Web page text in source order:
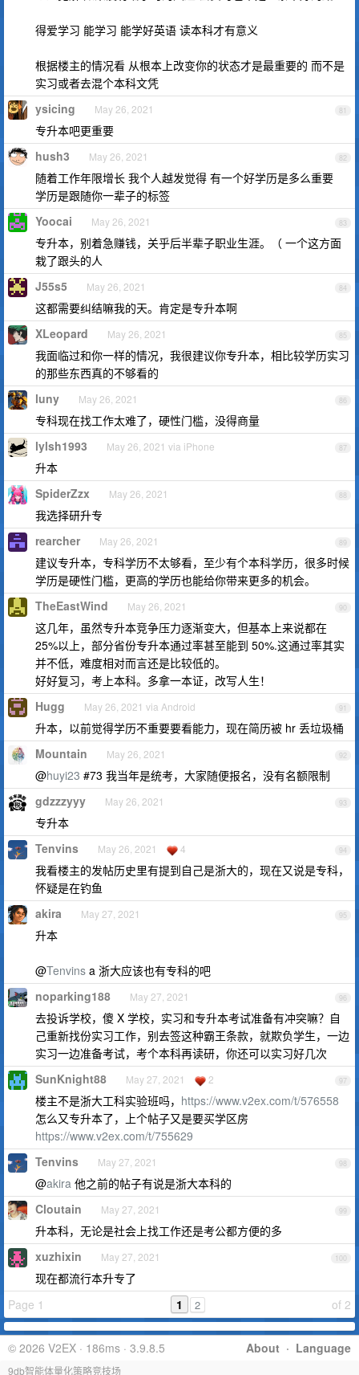
得爱学习 能学习 能学好英语 读本科才有意义
根据楼主的情况看 从根本上改变你的状态才是最重要的 而不是
实习或者去混个本科文凭
81
ysicing May 26, 2021
专升本吧更重要
82
hush3 May 26, 2021
随着工作年限增长 我个人越发觉得 有一个好学历是多么重要
学历是跟随你一辈子的标签
83
Yoocai May 26, 2021
专升本，别着急赚钱，关乎后半辈子职业生涯。（ 一个这方面
栽了跟头的人
84
J55s5 May 26, 2021
这都需要纠结嘛我的天。肯定是专升本啊
85
XLeopard May 26, 2021
我面临过和你一样的情况，我很建议你专升本，相比较学历实习
的那些东西真的不够看的
86
luny May 26, 2021
专科现在找工作太难了，硬性门槛，没得商量
87
lylsh1993 May 26, 2021 via iPhone
升本
88
SpiderZzx May 26, 2021
我选择研升专
89
rearcher May 26, 2021
建议专升本，专科学历不太够看，至少有个本科学历，很多时候
学历是硬性门槛，更高的学历也能给你带来更多的机会。
90
TheEastWind May 26, 2021
这几年，虽然专升本竞争压力逐渐变大，但基本上来说都在
25%以上，部分省份专升本通过率甚至能到 50%.这通过率其实
并不低，难度相对而言还是比较低的。
好好复习，考上本科。多拿一本证，改写人生！
91
Hugg May 26, 2021 via Android
升本，以前觉得学历不重要要看能力，现在简历被 hr 丢垃圾桶
92
Mountain May 26, 2021
@huyi23 #73 我当年是统考，大家随便报名，没有名额限制
93
gdzzzyyy May 26, 2021
专升本
94
Tenvins May 26, 2021 4
我看楼主的发帖历史里有提到自己是浙大的，现在又说是专科，
怀疑是在钓鱼
95
akira May 27, 2021
升本
@Tenvins a 浙大应该也有专科的吧
96
noparking188 May 27, 2021
去投诉学校，傻 X 学校，实习和专升本考试准备有冲突嘛？自
己重新找份实习工作，别去签这种霸王条款，就欺负学生，一边
实习一边准备考试，考个本科再读研，你还可以实习好几次
97
SunKnight88 May 27, 2021 2
楼主不是浙大工科实验班吗， https://www.v2ex.com/t/576558
怎么又专升本了，上个帖子又是要买学区房
https://www.v2ex.com/t/755629
98
Tenvins May 27, 2021
@akira 他之前的帖子有说是浙大本科的
99
Cloutain May 27, 2021
升本科，无论是社会上找工作还是考公都方便的多
100
xuzhixin May 27, 2021
现在都流行本升专了
Page 1
of 2
1 2
About · Language
© 2026 V2EX · 186ms · 3.9.8.5
9db智能体量化策略竞技场